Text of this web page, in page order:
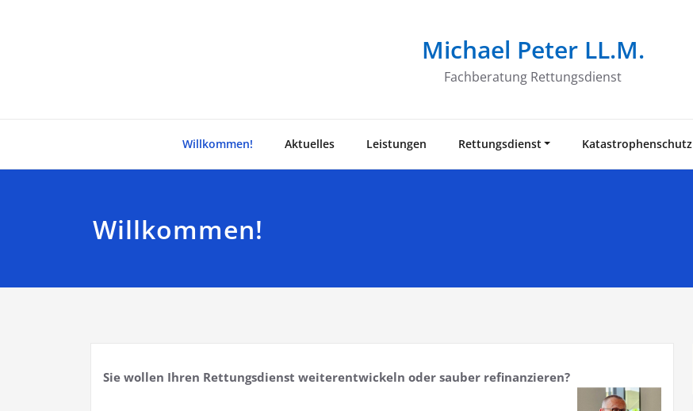
Michael Peter LL.M.
Fachberatung Rettungsdienst
Willkommen! Aktuelles Leistungen Rettungsdienst Katastrophenschutz
Willkommen!
Sie wollen Ihren Rettungsdienst weiterentwickeln oder sauber refinanzieren?